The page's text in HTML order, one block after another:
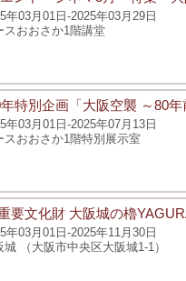
年03月01日-2025年03月29日
スおおさか1階講堂
特別企画「大阪空襲 ～80年
年03月01日-2025年07月13日
スおおさか1階特別展示室
要文化財 大阪城の櫓
年03月01日-2025年11月30日
城 （大阪市中央区大阪城1-1）